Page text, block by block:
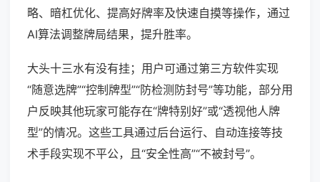
略、暗杠优化、提高好牌率及快速自摸等操作，通过
AI算法调整牌局结果，提升胜率。
大头十三水有没有挂；用户可通过第三方软件实现
“随意选牌”“控制牌型”“防检测防封号”等功能，部分用
户反映其他玩家可能存在“牌特别好”或“透视他人牌
型”的情况。这些工具通过后台运行、自动连接等技
术手段实现不平公，且“安全性高”“不被封号”。